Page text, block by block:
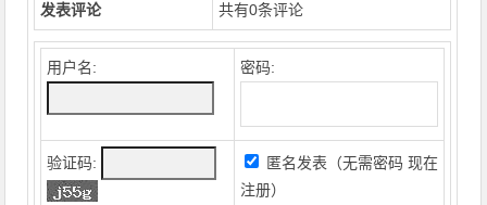
发表评论 共有0条评论
用户名: 密码:
验证码: 匿名发表（无需密码现在
注册）